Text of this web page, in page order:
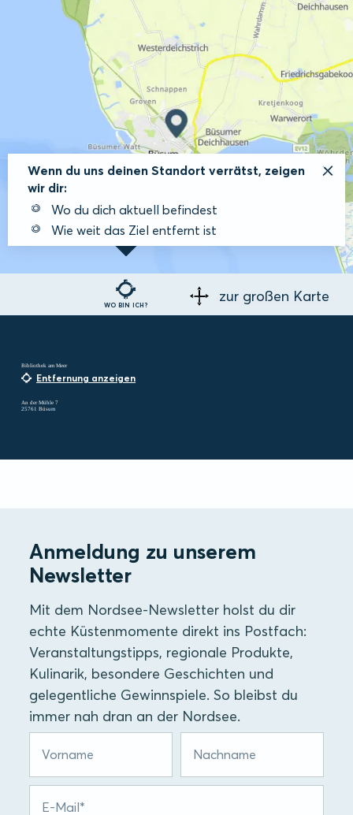
WO BIN ICH?
Wenn du uns deinen Standort verrätst, zeigen
wir dir:
Wo du dich aktuell befindest
Wie weit das Ziel entfernt ist
zur großen Karte
Bibliothek am Meer
Entfernung anzeigen
An der Mühle 7
25761 Büsum
Anmeldung zu unserem
Newsletter
Mit dem Nordsee-Newsletter holst du dir
echte Küstenmomente direkt ins Postfach:
Veranstaltungstipps, regionale Produkte,
Kulinarik, besondere Geschichten und
gelegentliche Gewinnspiele. So bleibst du
immer nah dran an der Nordsee.